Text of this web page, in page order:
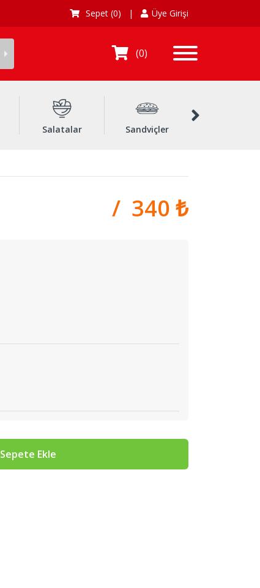
Sepet (0) | Üye Girişi
0
Salatalar Sandviçler
/ 340 ₺
Sepete Ekle